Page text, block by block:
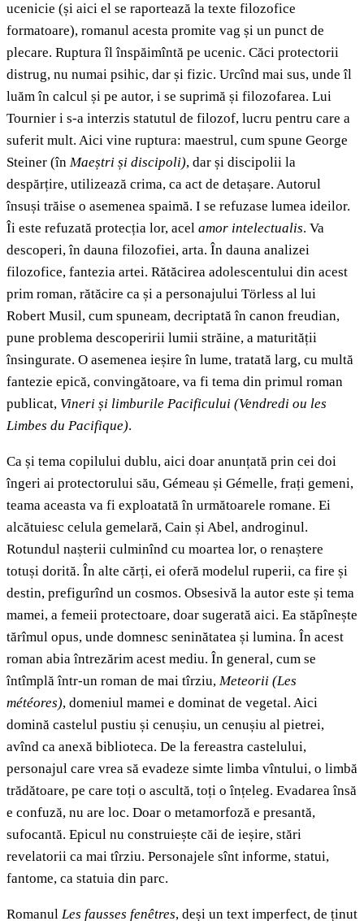
ucenicie (și aici el se raportează la texte filozofice
formatoare), romanul acesta promite vag și un punct de
plecare. Ruptura îl înspăimîntă pe ucenic. Căci protectorii
distrug, nu numai psihic, dar și fizic. Urcînd mai sus, unde îl
luăm în calcul și pe autor, i se suprimă și filozofarea. Lui
Tournier i s-a interzis statutul de filozof, lucru pentru care a
suferit mult. Aici vine ruptura: maestrul, cum spune George
Steiner (în Maeștri și discipoli), dar și discipolii la
despărțire, utilizează crima, ca act de detașare. Autorul
însuși trăise o asemenea spaimă. I se refuzase lumea ideilor.
Îi este refuzată protecția lor, acel amor intelectualis. Va
descoperi, în dauna filozofiei, arta. În dauna analizei
filozofice, fantezia artei. Rătăcirea adolescentului din acest
prim roman, rătăcire ca și a personajului Törless al lui
Robert Musil, cum spuneam, decriptată în canon freudian,
pune problema descoperirii lumii străine, a maturității
însingurate. O asemenea ieșire în lume, tratată larg, cu multă
fantezie epică, convingătoare, va fi tema din primul roman
publicat, Vineri și limburile Pacificului (Vendredi ou les
Limbes du Pacifique).
Ca și tema copilului dublu, aici doar anunțată prin cei doi
îngeri ai protectorului său, Gémeau și Gémelle, frați gemeni,
teama aceasta va fi exploatată în următoarele romane. Ei
alcătuiesc celula gemelară, Cain și Abel, androginul.
Rotundul nașterii culminînd cu moartea lor, o renaștere
totuși dorită. În alte cărți, ei oferă modelul ruperii, ca fire și
destin, prefigurînd un cosmos. Obsesivă la autor este și tema
mamei, a femeii protectoare, doar sugerată aici. Ea stăpînește
tărîmul opus, unde domnesc seninătatea și lumina. În acest
roman abia întrezărim acest mediu. În general, cum se
întîmplă într-un roman de mai tîrziu, Meteorii (Les
météores), domeniul mamei e dominat de vegetal. Aici
domină castelul pustiu și cenușiu, un cenușiu al pietrei,
avînd ca anexă biblioteca. De la fereastra castelului,
personajul care vrea să evadeze simte limba vîntului, o limbă
trădătoare, pe care toți o ascultă, toți o înțeleg. Evadarea însă
e confuză, nu are loc. Doar o metamorfoză e presantă,
sufocantă. Epicul nu construiește căi de ieșire, stări
revelatorii ca mai tîrziu. Personajele sînt informe, statui,
fantome, ca statuia din parc.
Romanul Les fausses fenêtres, deși un text imperfect, de ținut